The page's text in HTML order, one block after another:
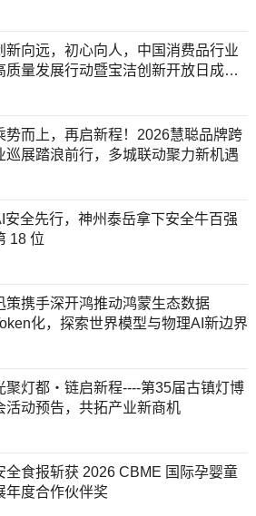
新向远，初心向人，中国消费品行业
质量发展行动暨宝洁创新开放日成功
势而上，再启新程！2026慧聪品牌跨
巡展踏浪前行，多城联动聚力新机遇
安全先行，神州泰岳拿下安全牛百强
18 位
策携手深开鸿推动鸿蒙生态数据
化，探索世界模型与物理AI新边界
聚灯都・链启新程----第35届古镇灯博
活动预告，共拓产业新商机
全食报斩获 2026 CBME 国际孕婴童
年度合作伙伴奖